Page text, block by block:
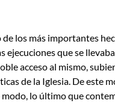
los más importantes
ejecuciones que se
acceso al mismo,
de la Iglesia. De este
lo último que